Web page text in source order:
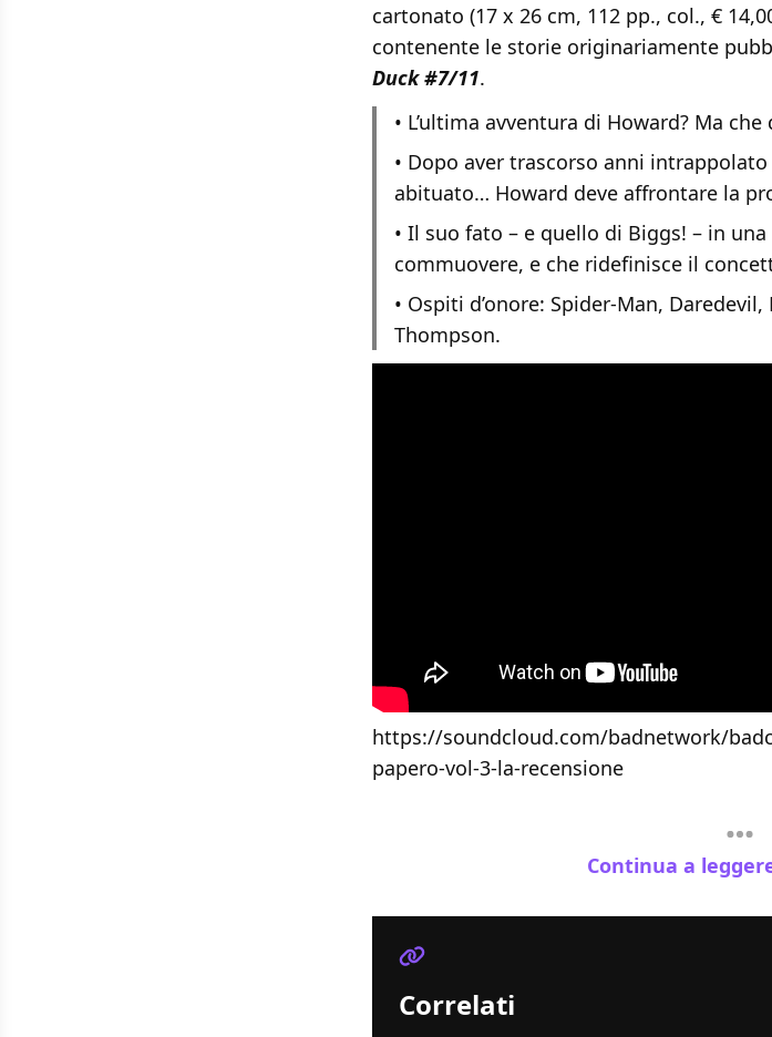
cartonato (17 x 26 cm, 112 pp., col., €
contenente le storie originariamente
Duck #7/11.
• L’ultima avventura di Howard? Ma che
• Dopo aver trascorso anni
abituato… Howard deve affrontare la
• Il suo fato – e quello di Biggs! – in
commuovere, e che ridefinisce il
• Ospiti d’onore: Spider-Man,
Thompson.
https://soundcloud.com/badnetwork/
papero-vol-3-la-recensione
Continua a
Correlati